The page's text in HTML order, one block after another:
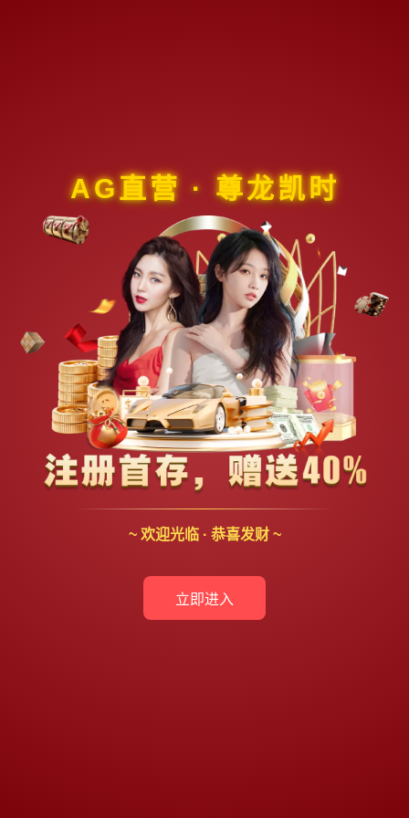
AG直营 · 尊龙凯时
~ 欢迎光临 · 恭喜发财 ~
立即进入